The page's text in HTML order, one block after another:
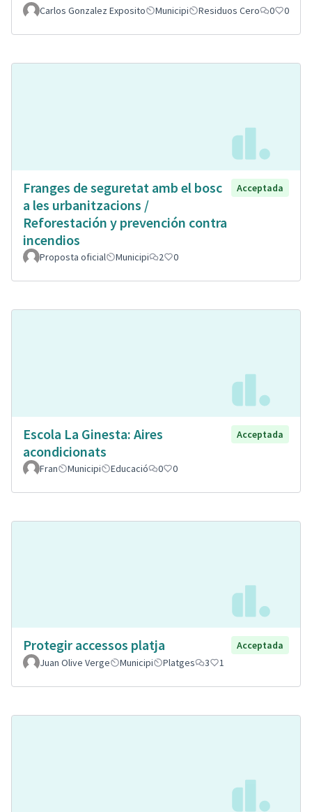
Carlos Gonzalez Exposito Municipi Residuos Cero 0 0
Franges de seguretat amb el bosc
a les urbanitzacions /
Reforestación y prevención contra
incendios
Acceptada
Proposta oficial Municipi 2 0
Escola La Ginesta: Aires
acondicionats
Acceptada
Fran Municipi Educació 0 0
Protegir accessos platja
Acceptada
Juan Olive Verge
Municipi Platges 3 1